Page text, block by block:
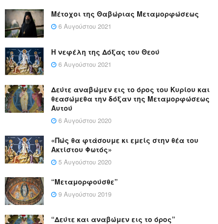
Μέτοχοι της Θαβώριας Μεταμορφώσεως
6 Αυγούστου 2021
Η νεφέλη της Δόξας του Θεού
6 Αυγούστου 2021
Δεύτε αναβώμεν εις το όρος του Κυρίου και
θεασώμεθα την δόξαν της Μεταμορφώσεως
Αυτού
6 Αυγούστου 2020
«Πώς θα φτάσουμε κι εμείς στην θέα του
Ακτίστου Φωτός»
5 Αυγούστου 2020
“Μεταμορφούσθε”
9 Αυγούστου 2019
“Δεύτε και αναβώμεν εις το όρος”